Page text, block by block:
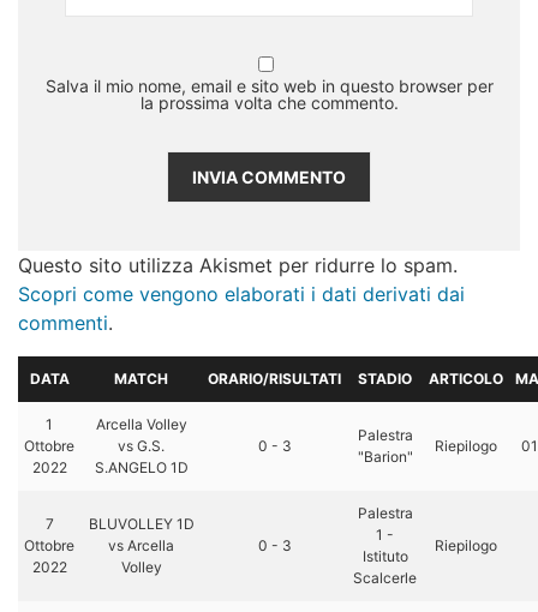
Salva il mio nome, email e sito web in questo browser per
la prossima volta che commento.
Questo sito utilizza Akismet per ridurre lo spam.
Scopri come vengono elaborati i dati derivati dai
commenti.
DATA MATCH ORARIO/RISULTATI STADIO ARTICOLO
1
Ottobre
2022
Arcella Volley
vs G.S.
S.ANGELO 1D
0 - 3
Palestra
"Barion"
Riepilogo
7
Ottobre
2022
BLUVOLLEY 1D
vs Arcella
Volley
0 - 3
Palestra
1 -
Istituto
Scalcerle
Riepilogo